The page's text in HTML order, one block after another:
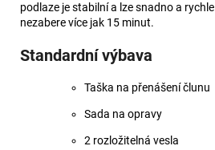
podlaze je stabilní a lze snadno a
nezabere více jak 15 minut.
Standardní výbava
Taška na přenášení člunu
Sada na opravy
2 rozložitelná vesla